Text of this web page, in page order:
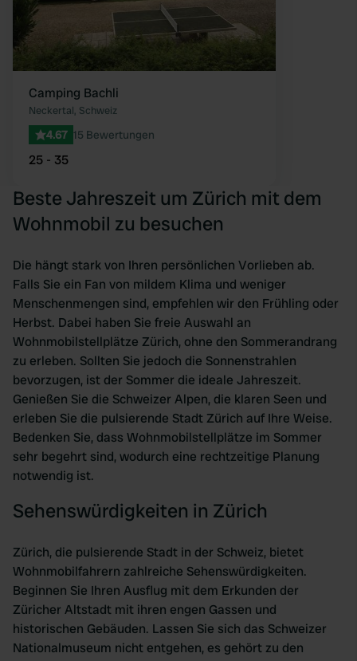
Camping Bachli
Neckertal, Schweiz
4.67 15 Bewertungen
25 - 35
Beste Jahreszeit um Zürich mit dem
Wohnmobil zu besuchen
Die hängt stark von Ihren persönlichen Vorlieben ab.
Falls Sie ein Fan von mildem Klima und weniger
Menschenmengen sind, empfehlen wir den Frühling oder
Herbst. Dabei haben Sie freie Auswahl an
Wohnmobilstellplätze Zürich, ohne den Sommerandrang
zu erleben. Sollten Sie jedoch die Sonnenstrahlen
bevorzugen, ist der Sommer die ideale Jahreszeit.
Genießen Sie die Schweizer Alpen, die klaren Seen und
erleben Sie die pulsierende Stadt Zürich auf Ihre Weise.
Bedenken Sie, dass Wohnmobilstellplätze im Sommer
sehr begehrt sind, wodurch eine rechtzeitige Planung
notwendig ist.
Sehenswürdigkeiten in Zürich
Zürich, die pulsierende Stadt in der Schweiz, bietet
Wohnmobilfahrern zahlreiche Sehenswürdigkeiten.
Beginnen Sie Ihren Ausflug mit dem Erkunden der
Züricher Altstadt mit ihren engen Gassen und
historischen Gebäuden. Lassen Sie sich das Schweizer
Nationalmuseum nicht entgehen, es gehört zu den